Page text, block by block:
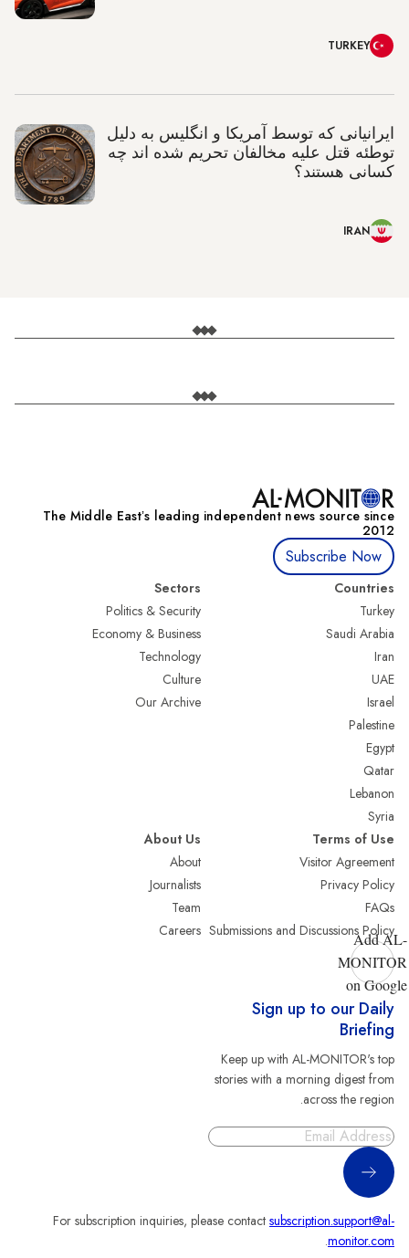
TURKEY
ایرانیانی که توسط آمریکا و انگلیس به دلیل
توطئه قتل علیه مخالفان تحریم شده اند چه
کسانی هستند؟
IRAN
The Middle Eastʼs leading independent news source since
2012
Subscribe Now
Countries
Turkey
Saudi Arabia
Iran
UAE
Israel
Palestine
Egypt
Qatar
Lebanon
Syria
Sectors
Politics & Security
Economy & Business
Technology
Culture
Our Archive
Terms of Use
Visitor Agreement
Privacy Policy
FAQs
Submissions and Discussions Policy
About Us
About
Journalists
Team
Careers
Add AL-
MONITOR
on Google
Sign up to our Daily
Briefing
Keep up with AL-MONITOR's top
stories with a morning digest from
across the region.
Sign Up
For subscription inquiries, please contact subscription.support@al-
monitor.com
.